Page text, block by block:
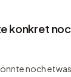
konkret
noch